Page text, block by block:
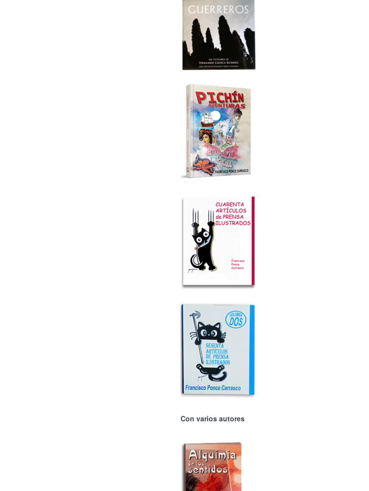
Con varios autores